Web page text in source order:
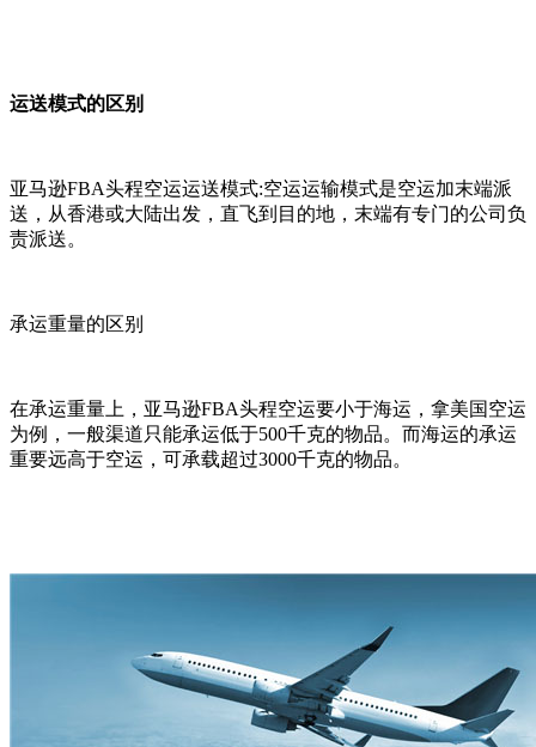
运送模式的区别
亚马逊FBA头程空运运送模式:空运运输模式是空运加末端派
送，从香港或大陆出发，直飞到目的地，末端有专门的公司负
责派送。
承运重量的区别
在承运重量上，亚马逊FBA头程空运要小于海运，拿美国空运
为例，一般渠道只能承运低于500千克的物品。而海运的承运
重要远高于空运，可承载超过3000千克的物品。